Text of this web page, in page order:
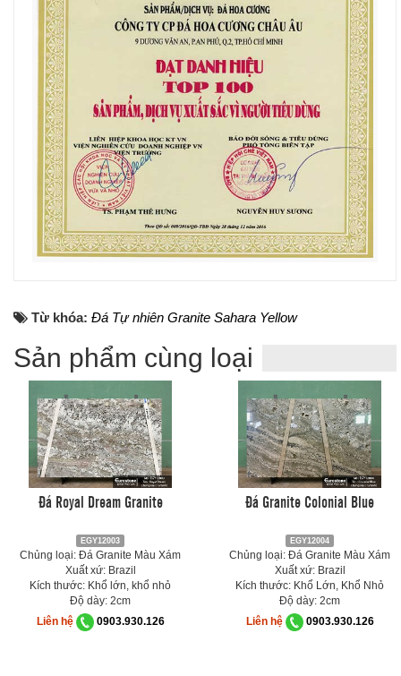
Từ khóa: Đá Tự nhiên Granite Sahara Yellow
Sản phẩm cùng loại
Đá Royal Dream Granite
EGY12003
Chủng loại: Đá Granite Màu Xám
Xuất xứ: Brazil
Kích thước: Khổ lớn, khổ nhỏ
Độ dày: 2cm
Liên hệ
0903.930.126
Đá Granite Colonial Blue
EGY12004
Chủng loại: Đá Granite Màu Xám
Xuất xứ: Brazil
Kích thước: Khổ Lớn, Khổ Nhỏ
Độ dày: 2cm
Liên hệ
0903.930.126